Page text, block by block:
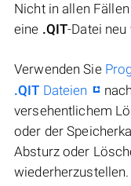
Nicht in allen
eine .QIT-Datei
Verwenden Sie
.QIT Dateien
versehentlichem
oder der
Absturz oder
wiederherzustellen.